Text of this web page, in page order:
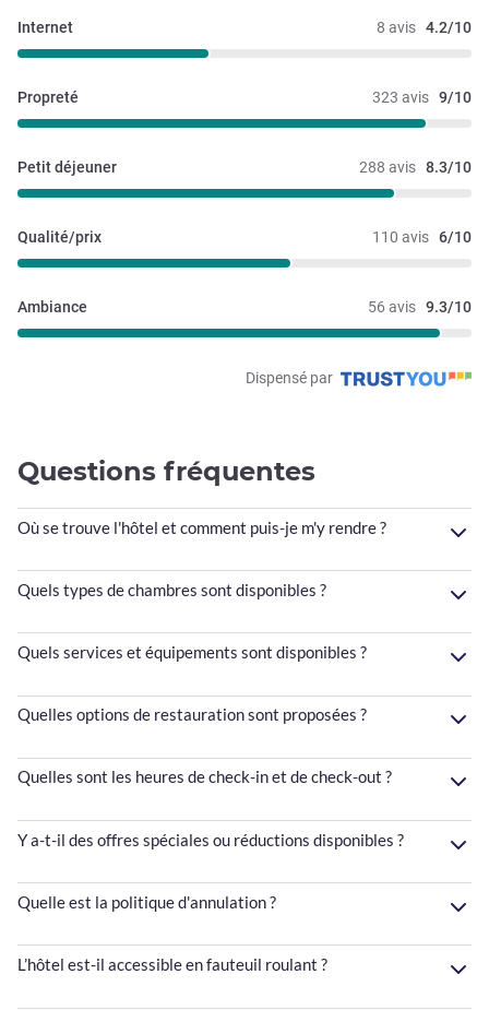
8 avis 4.2/10
Internet
323 avis 9/10
Propreté
288 avis 8.3/10
Petit déjeuner
110 avis 6/10
Qualité/prix
56 avis 9.3/10
Ambiance
Dispensé par
Questions fréquentes
Où se trouve l'hôtel et comment puis-je m'y rendre ?
Quels types de chambres sont disponibles ?
Quels services et équipements sont disponibles ?
Quelles options de restauration sont proposées ?
Quelles sont les heures de check-in et de check-out ?
Y a-t-il des offres spéciales ou réductions disponibles ?
Quelle est la politique d'annulation ?
L’hôtel est-il accessible en fauteuil roulant ?